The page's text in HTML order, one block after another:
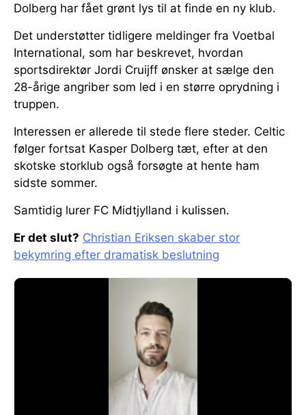
Dolberg har fået grønt lys til at finde en ny klub.
Det understøtter tidligere meldinger fra Voetbal
International, som har beskrevet, hvordan
sportsdirektør Jordi Cruijff ønsker at sælge den
28-årige angriber som led i en større oprydning i
truppen.
Interessen er allerede til stede flere steder. Celtic
følger fortsat Kasper Dolberg tæt, efter at den
skotske storklub også forsøgte at hente ham
sidste sommer.
Samtidig lurer FC Midtjylland i kulissen.
Er det slut? Christian Eriksen skaber stor
bekymring efter dramatisk beslutning